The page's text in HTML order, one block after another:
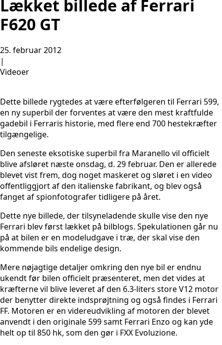
Lækket billede af Ferrari
F620 GT
25. februar 2012
|
Videoer
Dette billede rygtedes at være efterfølgeren til Ferrari 599,
en ny superbil der forventes at være den mest kraftfulde
gadebil i Ferraris historie, med flere end 700 hestekræfter
tilgængelige.
Den seneste eksotiske superbil fra Maranello vil officielt
blive afsløret næste onsdag, d. 29 februar. Den er allerede
blevet vist frem, dog noget maskeret og sløret i en video
offentliggjort af den italienske fabrikant, og blev også
fanget af spionfotografer tidligere på året.
Dette nye billede, der tilsyneladende skulle vise den nye
Ferrari blev først lækket på bilblogs. Spekulationen går nu
på at bilen er en modeludgave i træ, der skal vise den
kommende bils endelige design.
Mere nøjagtige detaljer omkring den nye bil er endnu
ukendt før bilen officielt præsenteret, men det vides at
kræfterne vil blive leveret af den 6.3-liters store V12 motor
der benytter direkte indsprøjtning og også findes i Ferrari
FF. Motoren er en videreudvikling af motoren der blevet
anvendt i den originale 599 samt Ferrari Enzo og kan yde
helt op til 850 hk, som den gør i FXX Evoluzione.